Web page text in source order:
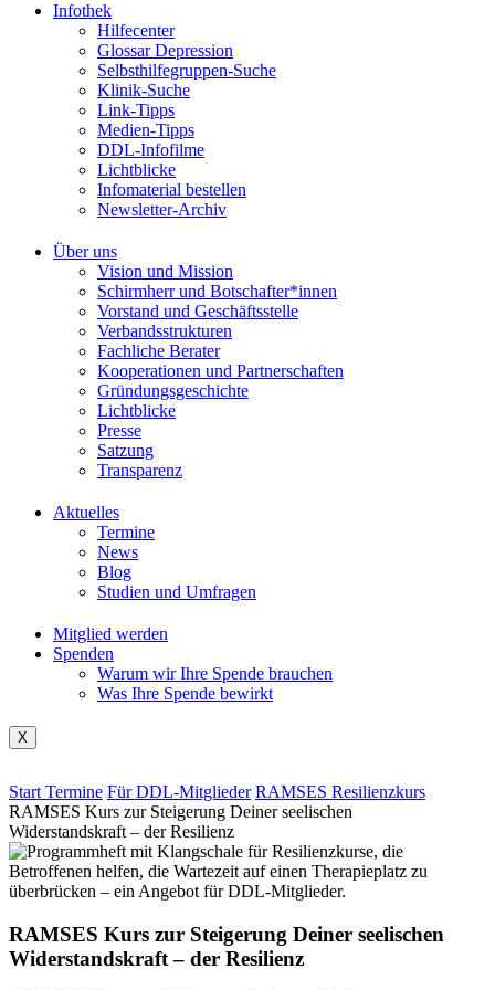
Infothek
Hilfecenter
Glossar Depression
Selbsthilfegruppen-Suche
Klinik-Suche
Link-Tipps
Medien-Tipps
DDL-Infofilme
Lichtblicke
Infomaterial bestellen
Newsletter-Archiv
Über uns
Vision und Mission
Schirmherr und Botschafter*innen
Vorstand und Geschäftsstelle
Verbandsstrukturen
Fachliche Berater
Kooperationen und Partnerschaften
Gründungsgeschichte
Lichtblicke
Presse
Satzung
Transparenz
Aktuelles
Termine
News
Blog
Studien und Umfragen
Mitglied werden
Spenden
Warum wir Ihre Spende brauchen
Was Ihre Spende bewirkt
X
Start Termine Für DDL-Mitglieder RAMSES Resilienzkurs
RAMSES Kurs zur Steigerung Deiner seelischen
Widerstandskraft – der Resilienz
RAMSES Kurs zur Steigerung Deiner seelischen
Widerstandskraft – der Resilienz